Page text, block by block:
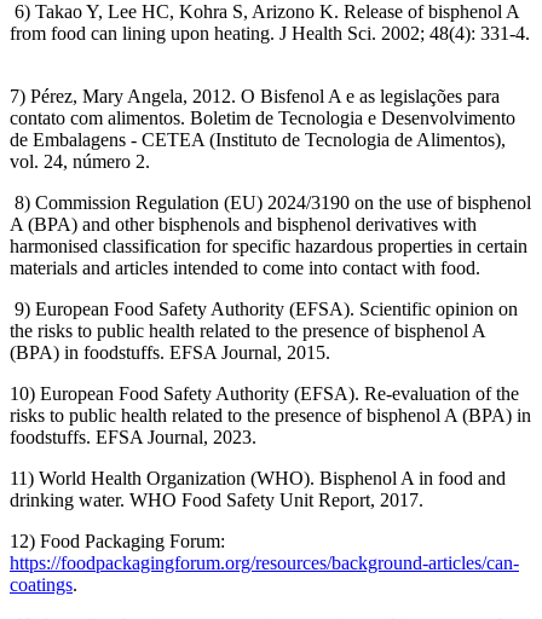
6) Takao Y, Lee HC, Kohra S, Arizono K. Release of bisphenol A
from food can lining upon heating. J Health Sci. 2002; 48(4): 331-4.
7) Pérez, Mary Angela, 2012. O Bisfenol A e as legislações para
contato com alimentos. Boletim de Tecnologia e Desenvolvimento
de Embalagens - CETEA (Instituto de Tecnologia de Alimentos),
vol. 24, número 2.
8) Commission Regulation (EU) 2024/3190 on the use of bisphenol
A (BPA) and other bisphenols and bisphenol derivatives with
harmonised classification for specific hazardous properties in certain
materials and articles intended to come into contact with food.
9) European Food Safety Authority (EFSA). Scientific opinion on
the risks to public health related to the presence of bisphenol A
(BPA) in foodstuffs. EFSA Journal, 2015.
10) European Food Safety Authority (EFSA). Re-evaluation of the
risks to public health related to the presence of bisphenol A (BPA) in
foodstuffs. EFSA Journal, 2023.
11) World Health Organization (WHO). Bisphenol A in food and
drinking water. WHO Food Safety Unit Report, 2017.
12) Food Packaging Forum:
https://foodpackagingforum.org/resources/background-articles/can-
coatings.